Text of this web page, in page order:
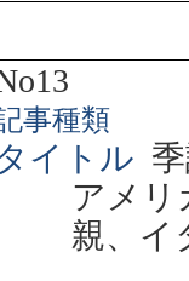
事種類
イトル
アメリ
親、イ